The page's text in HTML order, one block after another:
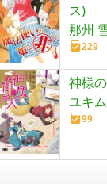
ス)
那州
229
神様
ユキ
99